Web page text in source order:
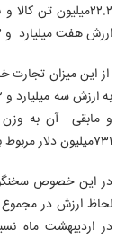
ارزش هفت میلیارد و ۸۳ میلیون دلار آن مربوط به اردیبهشت ماه است.
۷۳۱میلیون دلار مربوط به واردات کالا به کشور است.
لحاظ ارزش در مجموع